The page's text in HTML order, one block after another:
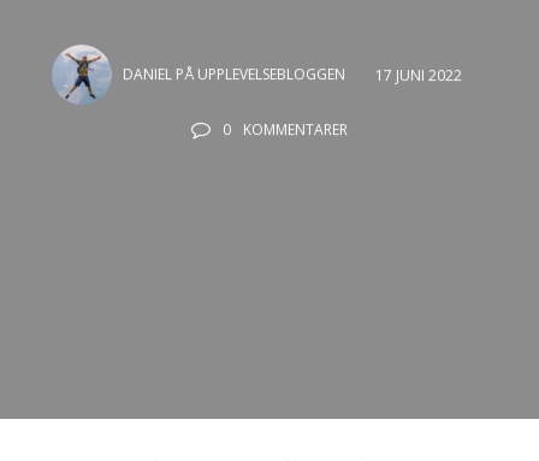
DANIEL PÅ UPPLEVELSEBLOGGEN 17 JUNI 2022
0 KOMMENTARER